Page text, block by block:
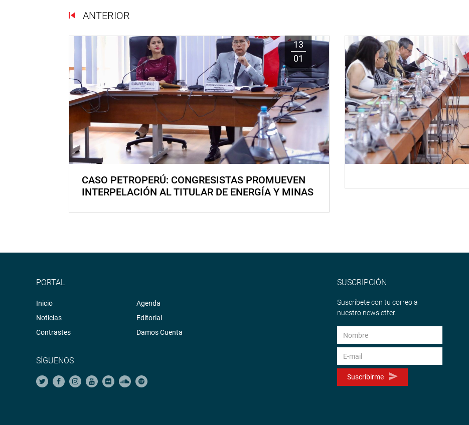
ANTERIOR
13
01
CASO PETROPERÚ: CONGRESISTAS PROMUEVEN
INTERPELACIÓN AL TITULAR DE ENERGÍA Y MINAS
PORTAL
Inicio
Noticias
Contrastes
Agenda
Editorial
Damos Cuenta
SÍGUENOS
SUSCRIPCIÓN
Suscríbete con tu correo a
nuestro newsletter.
Suscribirme